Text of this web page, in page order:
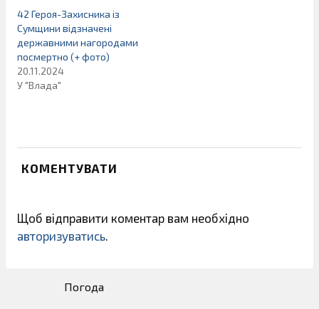
42 Героя-Захисника із
Сумщини відзначені
державними нагородами
посмертно (+ фото)
20.11.2024
У "Влада"
КОМЕНТУВАТИ
Щоб відправити коментар вам необхідно
авторизуватись
Погода